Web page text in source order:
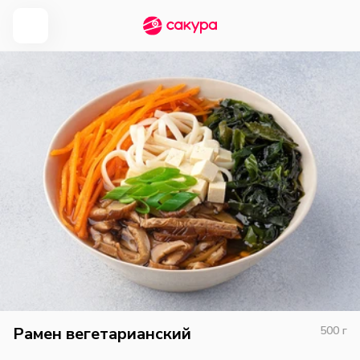
Рамен вегетарианский 500 г